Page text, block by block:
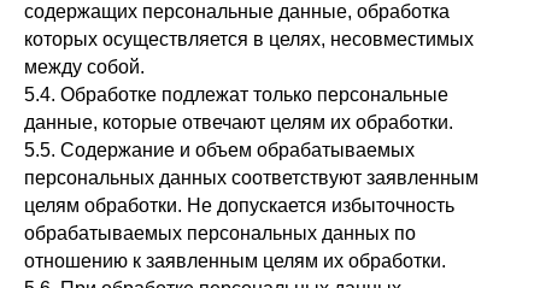
содержащих персональные данные, обработка
которых осуществляется в целях, несовместимых
между собой.
5.4. Обработке подлежат только персональные
данные, которые отвечают целям их обработки.
5.5. Содержание и объем обрабатываемых
персональных данных соответствуют заявленным
целям обработки. Не допускается избыточность
обрабатываемых персональных данных по
отношению к заявленным целям их обработки.